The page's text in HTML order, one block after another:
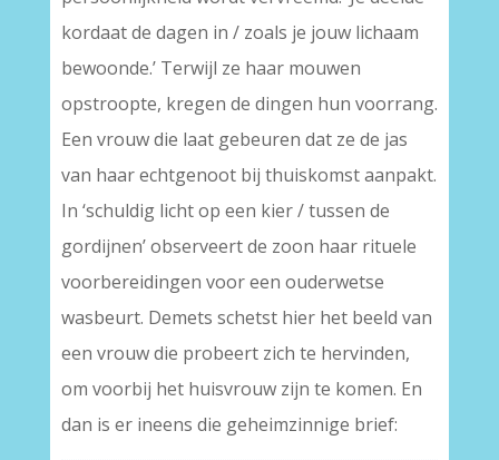
kordaat de dagen in / zoals je jouw lichaam
bewoonde.’ Terwijl ze haar mouwen
opstroopte, kregen de dingen hun voorrang.
Een vrouw die laat gebeuren dat ze de jas
van haar echtgenoot bij thuiskomst aanpakt.
In ‘schuldig licht op een kier / tussen de
gordijnen’ observeert de zoon haar rituele
voorbereidingen voor een ouderwetse
wasbeurt. Demets schetst hier het beeld van
een vrouw die probeert zich te hervinden,
om voorbij het huisvrouw zijn te komen. En
dan is er ineens die geheimzinnige brief: